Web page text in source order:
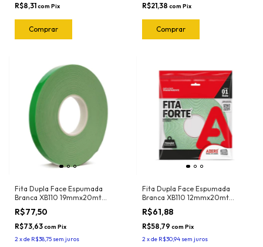
R$8,31com Pix R$21,38 com Pix
Fita Dupla Face Espumada
Branca XB110 19mmx20mt
Adere
R$77,50
R$73,63com Pix
2xde R$38,75 sem juros
Fita Dupla Face Espumada
Branca XB110 12mmx20mt
Adere
R$61,88
R$58,79 com Pix
2xde R$30,94 sem juros